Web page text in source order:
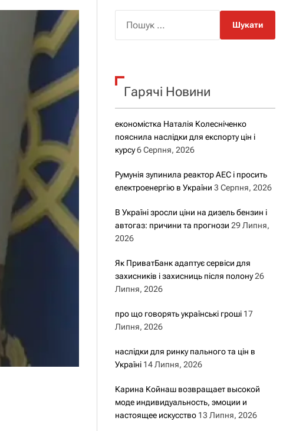
р
о
у
к
Гарячі Новини
економістка Наталія Колесніченко
пояснила наслідки для експорту цін і
курсу 6 Серпня, 2026
Румунія зупинила реактор АЕС і просить
електроенергію в України 3 Серпня, 2026
В Україні зросли ціни на дизель бензин і
автогаз: причини та прогнози 29 Липня,
2026
Як ПриватБанк адаптує сервіси для
захисників і захисниць після полону 26
Липня, 2026
про що говорять українські гроші 17
Липня, 2026
наслідки для ринку пального та цін в
Україні 14 Липня, 2026
Карина Койнаш возвращает высокой
моде индивидуальность, эмоции и
настоящее искусство 13 Липня, 2026